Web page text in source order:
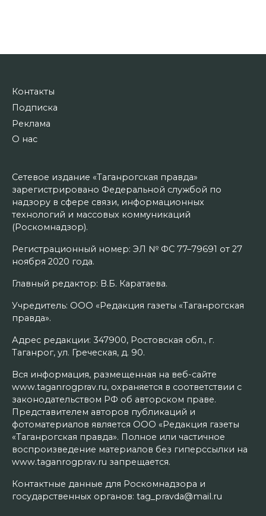
Контакты
Подписка
Реклама
О нас
Сетевое издание «Таганрогская правда»
зарегистрировано Федеральной службой по
надзору в сфере связи, информационных
технологий и массовых коммуникаций
(Роскомнадзор).
Регистрационный номер: ЭЛ № ФС 77–79691 от 27
ноября 2020 года.
Главный редактор: В.Б. Каратаева.
Учредитель: ООО «Редакция газеты «Таганрогская
правда».
Адрес редакции: 347900, Ростовская обл., г.
Таганрог, ул. Греческая, д. 90.
Вся информация, размещенная на веб-сайте
www.taganrogprav.ru, охраняется в соответствии с
законодательством РФ об авторском праве.
Представителем авторов публикаций и
фотоматериалов является ООО «Редакция газеты
«Таганрогская правда». Полное или частичное
воспроизведение материалов без гиперссылки на
www.taganrogprav.ru запрещается.
Контактные данные для Роскомнадзора и
государственных органов: tag_pravda@mail.ru